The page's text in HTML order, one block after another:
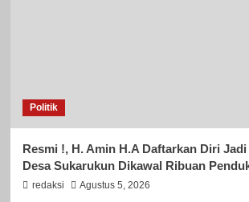
Politik
Resmi !, H. Amin H.A Daftarkan Diri
Desa Sukarukun Dikawal Ribuan
redaksi Agustus 5, 2026